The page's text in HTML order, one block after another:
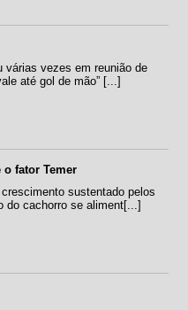
várias vezes em reunião de
até gol de mão” [...]
o fator Temer
sustentado pelos
do cachorro se aliment[...]